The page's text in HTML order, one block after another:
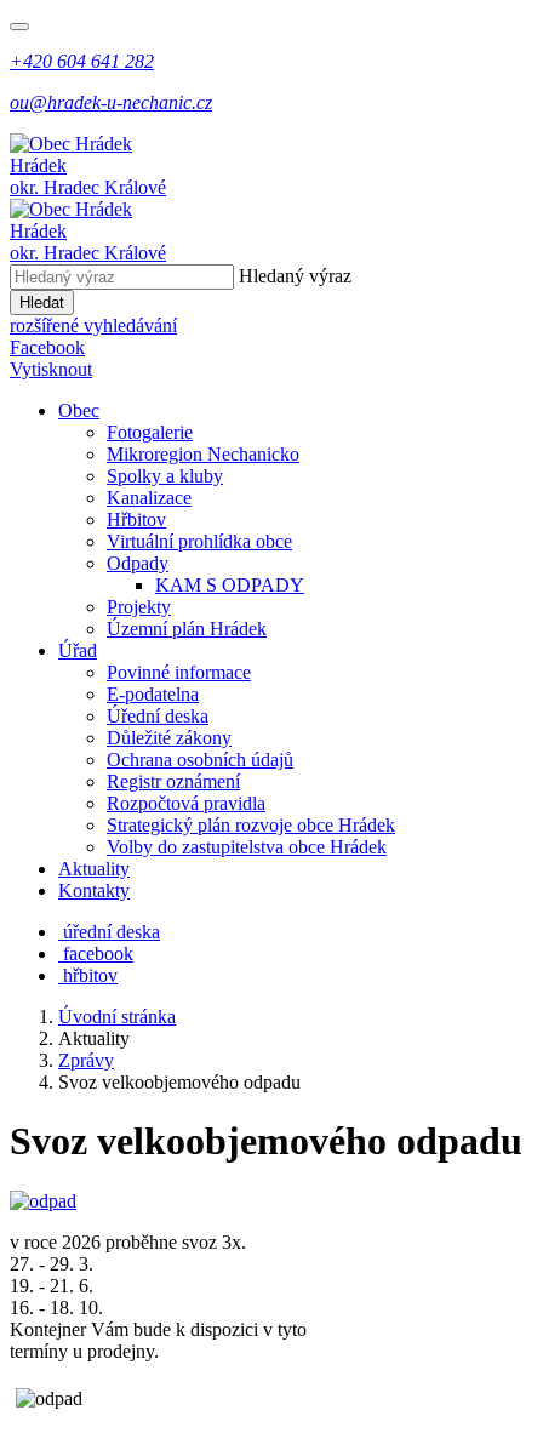
+420 604 641 282
ou@hradek-u-nechanic.cz
Hrádek
okr. Hradec Králové
Hrádek
okr. Hradec Králové
Hledaný výraz
Hledat
rozšířené vyhledávání
Facebook
Vytisknout
Obec
Fotogalerie
Mikroregion Nechanicko
Spolky a kluby
Kanalizace
Hřbitov
Virtuální prohlídka obce
Odpady
KAM S ODPADY
Projekty
Územní plán Hrádek
Úřad
Povinné informace
E-podatelna
Úřední deska
Důležité zákony
Ochrana osobních údajů
Registr oznámení
Rozpočtová pravidla
Strategický plán rozvoje obce Hrádek
Volby do zastupitelstva obce Hrádek
Aktuality
Kontakty
úřední deska
facebook
hřbitov
Úvodní stránka
Aktuality
Zprávy
Svoz velkoobjemového odpadu
Svoz velkoobjemového odpadu
v roce 2026 proběhne svoz 3x.
27. - 29. 3.
19. - 21. 6.
16. - 18. 10.
Kontejner Vám bude k dispozici v tyto
termíny u prodejny.